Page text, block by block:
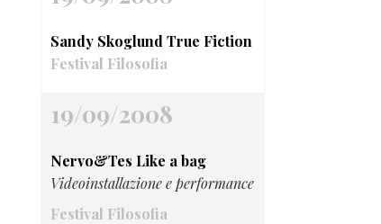
Sandy Skoglund True Fiction
Festival Filosofia
19/09/2008
Nervo&Tes Like a bag
Videoinstallazione e performance
Festival Filosofia